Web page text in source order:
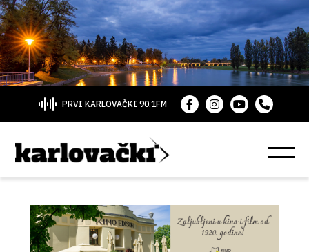
PRVI KARLOVAČKI 90.1FM